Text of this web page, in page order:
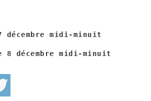
décembre midi-minuit
8 décembre midi-minuit